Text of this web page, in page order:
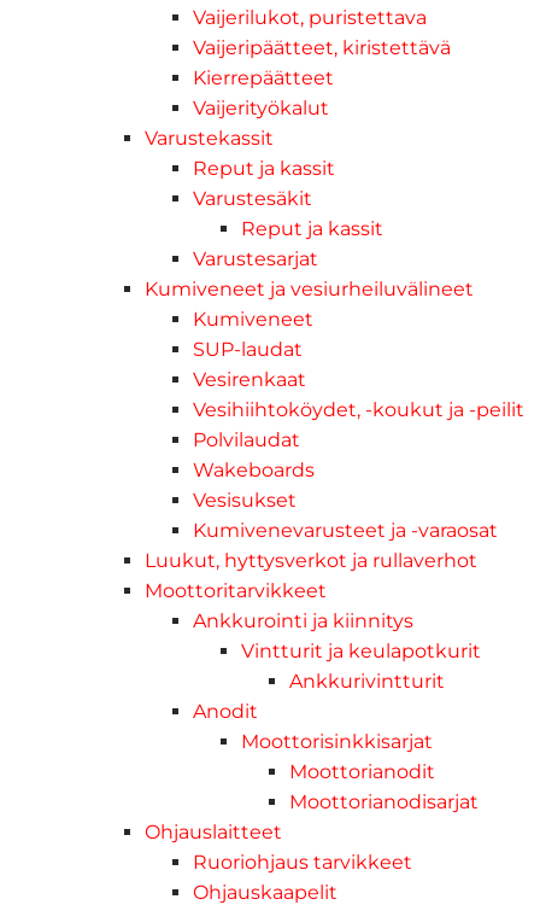
Vaijerilukot, puristettava
Vaijeripäätteet, kiristettävä
Kierrepäätteet
Vaijerityökalut
Varustekassit
Reput ja kassit
Varustesäkit
Reput ja kassit
Varustesarjat
Kumiveneet ja vesiurheiluvälineet
Kumiveneet
SUP-laudat
Vesirenkaat
Vesihiihtoköydet, -koukut ja -peilit
Polvilaudat
Wakeboards
Vesisukset
Kumivenevarusteet ja -varaosat
Luukut, hyttysverkot ja rullaverhot
Moottoritarvikkeet
Ankkurointi ja kiinnitys
Vintturit ja keulapotkurit
Ankkurivintturit
Anodit
Moottorisinkkisarjat
Moottorianodit
Moottorianodisarjat
Ohjauslaitteet
Ruoriohjaus tarvikkeet
Ohjauskaapelit